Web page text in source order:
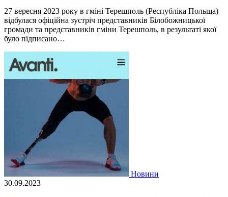
27 вересня 2023 року в гмiнi Терешполь (Республiка Польща)
вiдбулася офiцiйна зустрiч представникiв Бiлобожницької
громади та представникiв гмiни Терешполь, в результатi якої
було пiдписано…
Новини
30.09.2023